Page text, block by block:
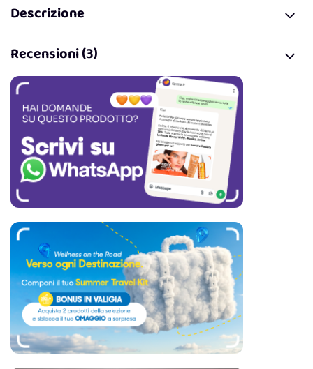
Descrizione
Recensioni (3)